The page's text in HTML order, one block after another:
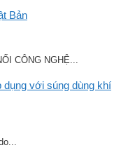
Bản
CÔNG NGHỆ...
dụng với súng dùng khí